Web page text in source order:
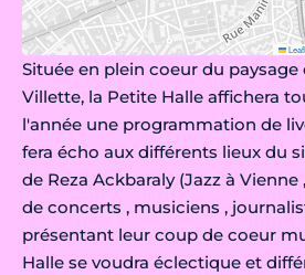
Située en plein coeur du paysage
Villette, la Petite Halle affichera
l'année une programmation de
fera écho aux différents lieux du
de Reza Ackbaraly (Jazz à
de concerts , musiciens ,
présentant leur coup de coeur
Halle se voudra éclectique et